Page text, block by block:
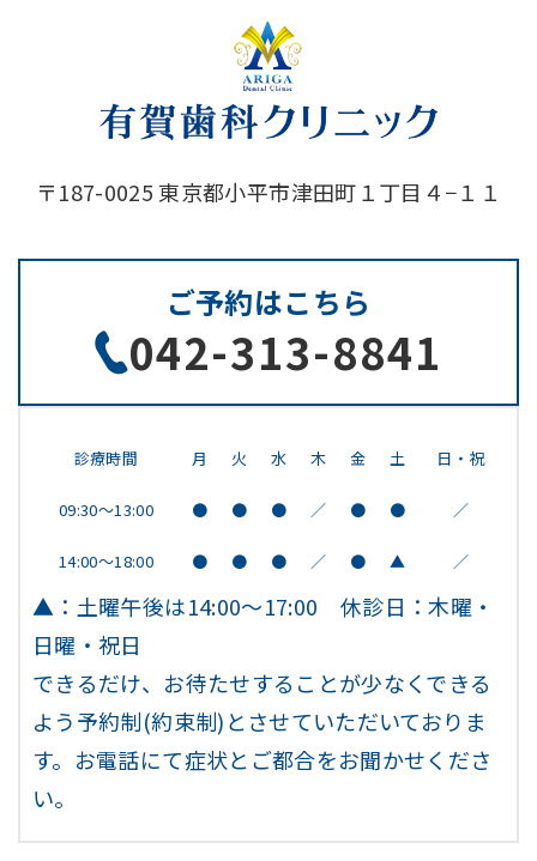
〒187-0025 東京都小平市津田町１丁目４−１１
ご予約はこちら
042-313-8841
診療時間 月 火 水 木 金 土 日・祝
09:30～13:00 ● ● ● ／ ● ● ／
14:00～18:00 ● ● ● ／ ● ▲ ／
▲：土曜午後は14:00～17:00 休診日：木曜・
日曜・祝日
できるだけ、お待たせすることが少なくできる
よう予約制(約束制)とさせていただいておりま
す。お電話にて症状とご都合をお聞かせくださ
い。